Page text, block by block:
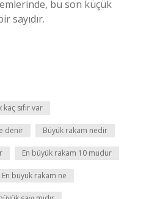
bu son küçük
sayıdır.
sıfır var
denir Büyük rakam nedir
En büyük rakam 10 mudur
En büyük rakam ne